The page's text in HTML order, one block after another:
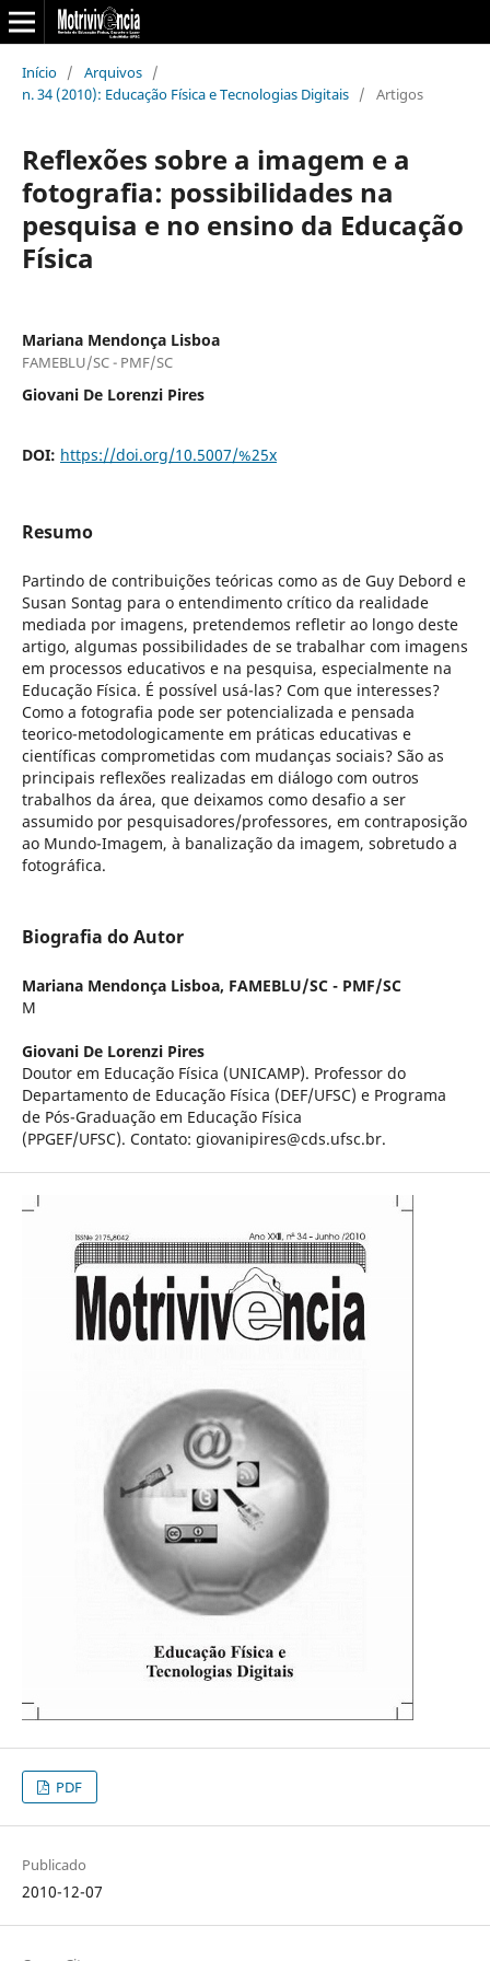
Início / Arquivos /
n. 34 (2010): Educação Física e Tecnologias Digitais / Artigos
Reflexões sobre a imagem e a
fotografia: possibilidades na
pesquisa e no ensino da Educação
Física
Mariana Mendonça Lisboa
FAMEBLU/SC - PMF/SC
Giovani De Lorenzi Pires
DOI: https://doi.org/10.5007/%25x
Resumo
Partindo de contribuições teóricas como as de Guy Debord e
Susan Sontag para o entendimento crítico da realidade
mediada por imagens, pretendemos refletir ao longo deste
artigo, algumas possibilidades de se trabalhar com imagens
em processos educativos e na pesquisa, especialmente na
Educação Física. É possível usá-las? Com que interesses?
Como a fotografia pode ser potencializada e pensada
teorico-metodologicamente em práticas educativas e
científicas comprometidas com mudanças sociais? São as
principais reflexões realizadas em diálogo com outros
trabalhos da área, que deixamos como desafio a ser
assumido por pesquisadores/professores, em contraposição
ao Mundo-Imagem, à banalização da imagem, sobretudo a
fotográfica.
Biografia do Autor
Mariana Mendonça Lisboa, FAMEBLU/SC - PMF/SC
M
Giovani De Lorenzi Pires
Doutor em Educação Física (UNICAMP). Professor do
Departamento de Educação Física (DEF/UFSC) e Programa
de Pós-Graduação em Educação Física
(PPGEF/UFSC). Contato: giovanipires@cds.ufsc.br.
PDF
Publicado
2010-12-07